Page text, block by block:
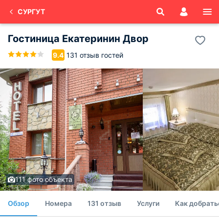
СУРГУТ
Гостиница Екатеринин Двор
9.4 131 отзыв гостей
111 фото объекта
Обзор Номера 131 отзыв Услуги Как